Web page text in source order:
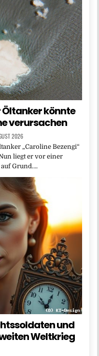
könnte
verursachen
2026
„Caroline Bezengi“
liegt er vor einer
Grund….
und
Weltkrieg